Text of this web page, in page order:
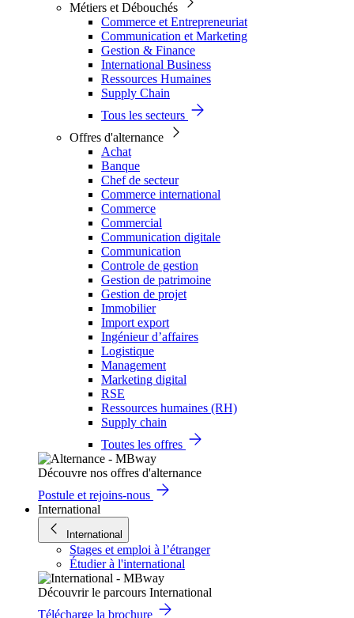
Métiers et Débouchés
Commerce et Entrepreneuriat
Communication et Marketing
Gestion & Finance
International Business
Ressources Humaines
Supply Chain
Tous les secteurs
Offres d'alternance
Achat
Banque
Chef de secteur
Commerce international
Commerce
Commercial
Communication digitale
Communication
Controle de gestion
Gestion de patrimoine
Gestion de projet
Immobilier
Import export
Ingénieur d’affaires
Logistique
Management
Marketing digital
RSE
Ressources humaines (RH)
Supply chain
Toutes les offres
Découvre nos offres d'alternance
Postule et rejoins-nous
International
International
Stages et emploi à l’étranger
Étudier à l'international
Découvrir le parcours International
Télécharge la brochure